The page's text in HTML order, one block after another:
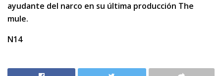
ayudante del narco en su última producción The
mule.
N14